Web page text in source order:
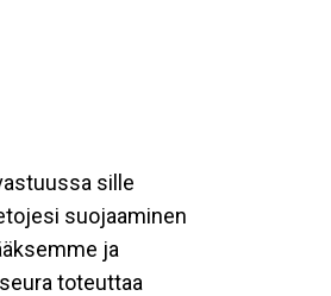
sille
suojaaminen
ja
toteuttaa